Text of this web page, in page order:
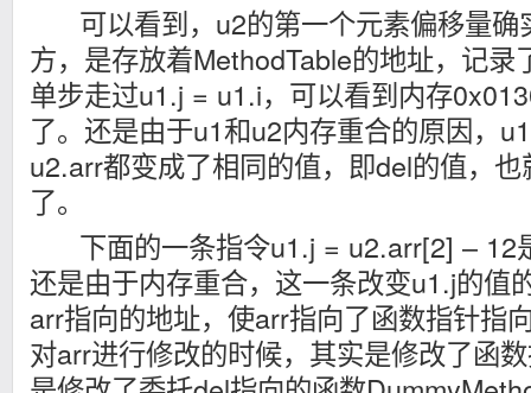
可以看到，u2的第一个元素偏移量确
方，是存放着MethodTable的地址，记录
单步走过u1.j = u1.i，可以看到内存
了。还是由于u1和u2内存重合的原因，
u2.arr都变成了相同的值，即del的值，
了。
下面的一条指令u1.j = u2.arr[2] – 12
还是由于内存重合，这一条改变u1.j的值
arr指向的地址，使arr指向了函数指针指
对arr进行修改的时候，其实是修改了函